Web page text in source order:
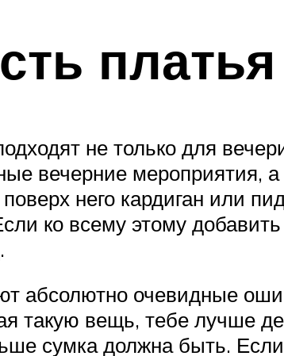
платья
не только для
вечерние мероприятия, а
него кардиган или
ко всему этому
абсолютно очевидные
такую вещь, тебе лучше
сумка должна быть.